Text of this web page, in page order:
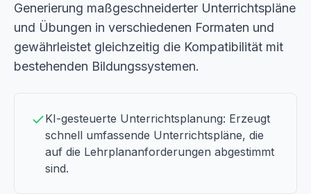
Generierung maßgeschneiderter Unterrichtspläne
und Übungen in verschiedenen Formaten und
gewährleistet gleichzeitig die Kompatibilität mit
bestehenden Bildungssystemen.
KI-gesteuerte Unterrichtsplanung: Erzeugt
schnell umfassende Unterrichtspläne, die
auf die Lehrplananforderungen abgestimmt
sind.